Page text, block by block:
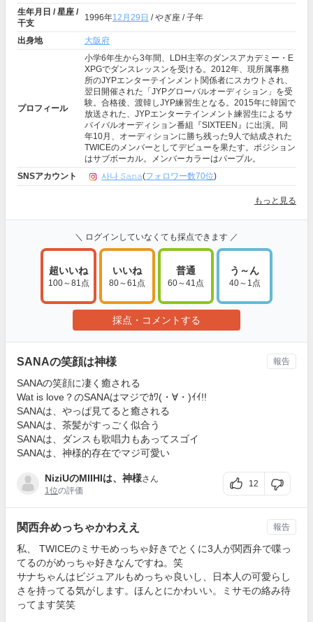
生年月日 / 星座 /
干支
1996年12月29日 / やぎ座 / 子年
出身地 大阪府
プロフィール
小学6年生から3年間、LDH主宰のダンスアカデミー・E
XPGでダンスレッスンを受ける。2012年、現所属事務
所のJYPエンターテインメント関係者にスカウトされ、
翌日開催された「JYPグローバルオーディション」を受
験。合格後、渡韓しJYP練習生となる。2015年に韓国で
放送された、JYPエンターテインメント練習生によるサ
バイバルオーディション番組『SIXTEEN』に出演。同
年10月、オーディションに勝ち残った9人で結成された
TWICEのメンバーとしてデビューを果たす。ポジション
はサブボーカル。メンバーカラーはパープル。
SNSアカウント
사나 𝚂𝚊𝚗𝚊(フォロワー数70位)
もっと見る
＼ ログインしていなくても採点できます ／
超いいね
100～81点
いいね
80～61点
普通
60～41点
う～ん
40～1点
採点・コメントする
SANAの笑顔は神様
SANAの笑顔に凄く癒される
Wat is love？のSANAはマジでｶﾜ(・∀・)ｲｲ!!
SANAは、やっぱ見てると癒される
SANAは、茶髪がすっごく似合う
SANAは、ダンスも歌唱力もあってスゴイ
SANAは、神様的存在でマジ可愛い
NiziUのMIIHIは、神様さん
1位の評価
12
報告
関西弁めっちゃかわええ
私、 TWICEのミサモめっちゃ好きでとくに3人が関西弁で喋っ
てるのがめっちゃ好きなんですね。笑
サナちゃんはビジュアルもめっちゃ良いし、日本人の可愛らし
さを持ってる気がします。ほんとにかわいい。ミサモの絡み待
ってます笑笑
報告